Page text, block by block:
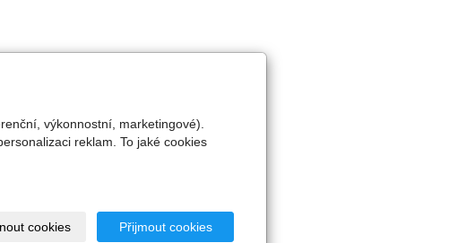
výkonnostní, marketingové).
reklam. To jaké cookies
cookies Přijmout cookies